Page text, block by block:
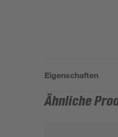
Eigenschaften
Ähnliche